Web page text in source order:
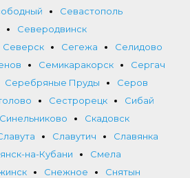
Севастополь
Северодвинск
Северск Сегежа
Селидово
Семикаракорск
Сергач
Серебряные Пруды
Серов
Сестрорецк
Сибай
Синельниково
Скадовск
Славутич
Славянка
на-Кубани
Смела
Снежное
Снятын